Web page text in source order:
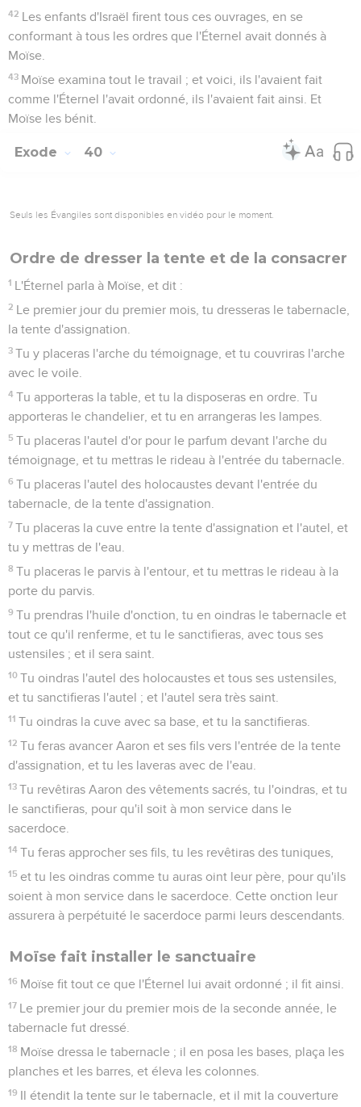
42 Les enfants d'Israël firent tous ces ouvrages, en se
conformant à tous les ordres que l'Éternel avait donnés à
Moïse.
43 Moïse examina tout le travail ; et voici, ils l'avaient fait
comme l'Éternel l'avait ordonné, ils l'avaient fait ainsi. Et
Moïse les bénit.
Exode 40
Seuls les Évangiles sont disponibles en vidéo pour le moment.
Ordre de dresser la tente et de la consacrer
1 L'Éternel parla à Moïse, et dit :
2 Le premier jour du premier mois, tu dresseras le tabernacle,
la tente d'assignation.
3 Tu y placeras l'arche du témoignage, et tu couvriras l'arche
avec le voile.
4 Tu apporteras la table, et tu la disposeras en ordre. Tu
apporteras le chandelier, et tu en arrangeras les lampes.
5 Tu placeras l'autel d'or pour le parfum devant l'arche du
témoignage, et tu mettras le rideau à l'entrée du tabernacle.
6 Tu placeras l'autel des holocaustes devant l'entrée du
tabernacle, de la tente d'assignation.
7 Tu placeras la cuve entre la tente d'assignation et l'autel, et
tu y mettras de l'eau.
8 Tu placeras le parvis à l'entour, et tu mettras le rideau à la
porte du parvis.
9 Tu prendras l'huile d'onction, tu en oindras le tabernacle et
tout ce qu'il renferme, et tu le sanctifieras, avec tous ses
ustensiles ; et il sera saint.
10 Tu oindras l'autel des holocaustes et tous ses ustensiles,
et tu sanctifieras l'autel ; et l'autel sera très saint.
11 Tu oindras la cuve avec sa base, et tu la sanctifieras.
12 Tu feras avancer Aaron et ses fils vers l'entrée de la tente
d'assignation, et tu les laveras avec de l'eau.
13 Tu revêtiras Aaron des vêtements sacrés, tu l'oindras, et tu
le sanctifieras, pour qu'il soit à mon service dans le
sacerdoce.
14 Tu feras approcher ses fils, tu les revêtiras des tuniques,
15 et tu les oindras comme tu auras oint leur père, pour qu'ils
soient à mon service dans le sacerdoce. Cette onction leur
assurera à perpétuité le sacerdoce parmi leurs descendants.
Moïse fait installer le sanctuaire
16 Moïse fit tout ce que l'Éternel lui avait ordonné ; il fit ainsi.
17 Le premier jour du premier mois de la seconde année, le
tabernacle fut dressé.
18 Moïse dressa le tabernacle ; il en posa les bases, plaça les
planches et les barres, et éleva les colonnes.
19 Il étendit la tente sur le tabernacle, et il mit la couverture